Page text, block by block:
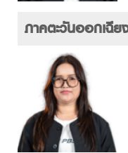
ภาคตะวันออกเฉี